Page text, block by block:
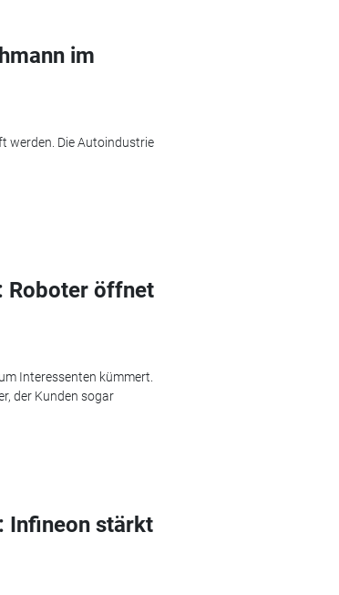
im
werden. Die Autoindustrie
Roboter öffnet
Interessenten kümmert.
der Kunden sogar
Infineon stärkt